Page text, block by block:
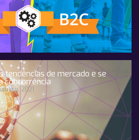
tendências de mercado e se
concorrência
2021